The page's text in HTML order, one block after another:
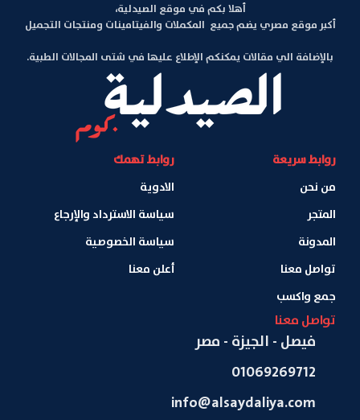
أهلا بكم في موقع الصيدلية،
أكبر موقع مصري يضم جميع المكملات والفيتامينات ومنتجات التجميل
بالإضافة الي مقالات يمكنكم الإطلاع عليها في شتى المجالات الطبية.
روابط سريعة
من نحن
المتجر
المدونة
تواصل معنا
جمع واكسب
روابط تهمك
الادوية
سياسة الاسترداد والإرجاع
سياسة الخصوصية
أعلن معنا
تواصل معنا
فيصل - الجيزة - مصر
01069269712
info@alsaydaliya.com